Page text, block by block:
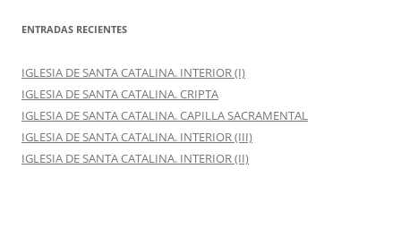
ENTRADAS RECIENTES
IGLESIA DE SANTA CATALINA. INTERIOR (I)
IGLESIA DE SANTA CATALINA. CRIPTA
IGLESIA DE SANTA CATALINA. CAPILLA SACRAMENTAL
IGLESIA DE SANTA CATALINA. INTERIOR (III)
IGLESIA DE SANTA CATALINA. INTERIOR (II)